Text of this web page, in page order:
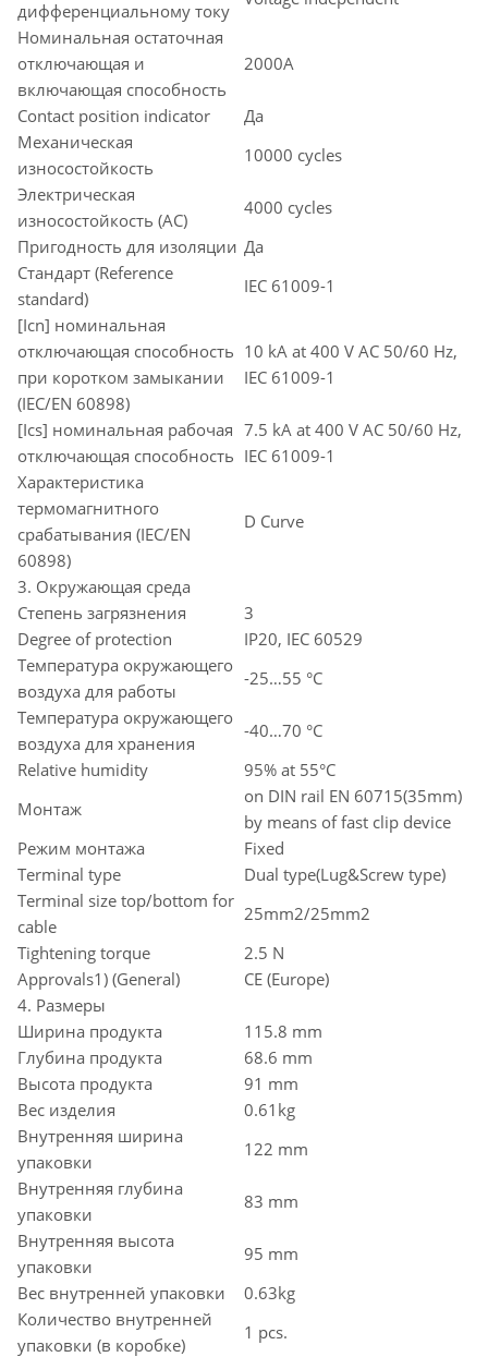
дифференциальному току
Номинальная остаточная
отключающая и
включающая способность
2000A
Contact position indicator
Да
Механическая
износостойкость
10000 cycles
Электрическая
износостойкость (AC)
4000 cycles
Пригодность для изоляции Да
Стандарт (Reference
standard)
IEC 61009-1
[Icn] номинальная
отключающая способность
при коротком замыкании
(IEC/EN 60898)
10 kA at 400 V AC 50/60 Hz,
IEC 61009-1
[Ics] номинальная рабочая
отключающая способность
7.5 kA at 400 V AC 50/60 Hz,
IEC 61009-1
Характеристика
термомагнитного
срабатывания (IEC/EN
60898)
D Curve
3. Окружающая среда
Степень загрязнения
3
Degree of protection
IP20, IEC 60529
Температура окружающего
воздуха для работы
-25…55 °C
Температура окружающего
воздуха для хранения
-40…70 °C
Relative humidity
95% at 55°C
Монтаж
on DIN rail EN 60715(35mm)
by means of fast clip device
Режим монтажа
Fixed
Terminal type
Dual type(Lug&Screw type)
Terminal size top/bottom for
cable
25mm2/25mm2
Tightening torque
2.5 N
Approvals1) (General)
CE (Europe)
4. Размеры
Ширина продукта
115.8 mm
Глубина продукта
68.6 mm
Высота продукта
91 mm
Вес изделия
0.61kg
Внутренняя ширина
упаковки
122 mm
Внутренняя глубина
упаковки
83 mm
Внутренняя высота
упаковки
95 mm
Вес внутренней упаковки
0.63kg
Количество внутренней
упаковки (в коробке)
1 pcs.